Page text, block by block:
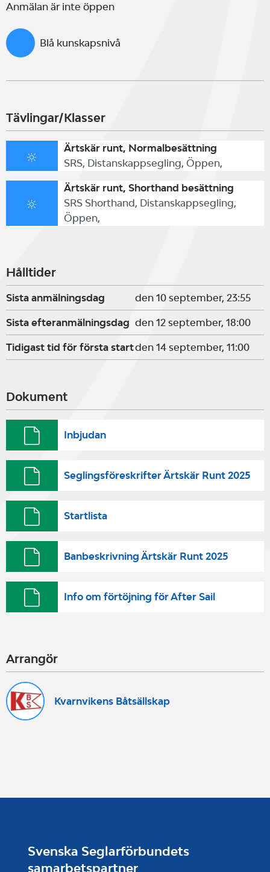
Anmälan är inte öppen
Blå kunskapsnivå
Tävlingar/Klasser
Ärtskär runt, Normalbesättning
SRS, Distanskappsegling, Öppen,
Ärtskär runt, Shorthand besättning
SRS Shorthand, Distanskappsegling,
Öppen,
Hålltider
Sista anmälningsdag den 10 september, 23:55
Sista efteranmälningsdag den 12 september, 18:00
Tidigast tid för första startden 14 september, 11:00
Dokument
Inbjudan
Seglingsföreskrifter Ärtskär Runt 2025
Startlista
Banbeskrivning Ärtskär Runt 2025
Info om förtöjning för After Sail
Arrangör
Kvarnvikens Båtsällskap
Svenska Seglarförbundets
samarbetspartner